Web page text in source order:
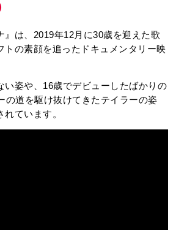
』は、2019年12月に30歳を迎えた歌
トの素顔を追ったドキュメンタリー映
い姿や、16歳でデビューしたばかりの
の道を駆け抜けてきたテイラーの姿
ています。